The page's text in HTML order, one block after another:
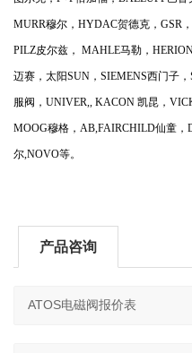
MURR穆尔，HYDAC贺德克，GSR
PILZ皮尔兹， MAHLE马勒，
迈赛，太阳SUN，SIEMENS西门子
服阀，UNIVER,, KACON 凯昆，
MOOG穆格，AB,FAIRCHILD仙童，
尔,NOVO等。
产品咨询